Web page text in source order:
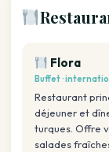
Flora
Buffet ·
Restaurant
déjeuner et
turques. Offre
salades